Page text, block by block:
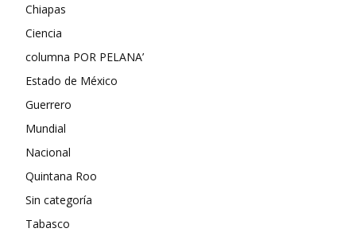
Chiapas
Ciencia
columna POR PELANA’
Estado de México
Guerrero
Mundial
Nacional
Quintana Roo
Sin categoría
Tabasco